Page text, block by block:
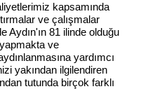
kapsamında
ve çalışmalar
Aydın'ın 81 ilinde olduğu
ve
yardımcı
yakından ilgilendiren
tutunda birçok farklı